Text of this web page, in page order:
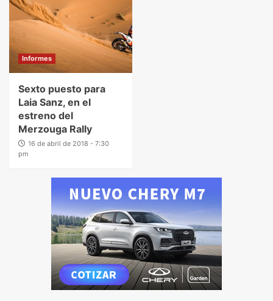
Informes
Sexto puesto para
Laia Sanz, en el
estreno del
Merzouga Rally
16 de abril de 2018 - 7:30
pm